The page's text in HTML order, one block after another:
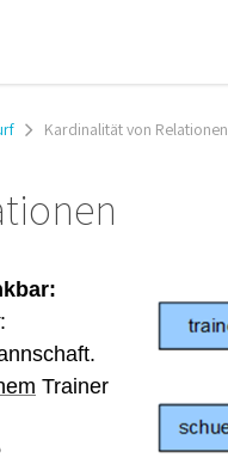
Kardinalität von Relationen
:
Trainer